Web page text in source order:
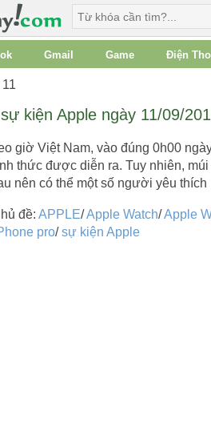
Gmail Game Điện
kiện Apple ngày 11/09/
giờ Việt Nam, vào đúng 0h00
thức được diễn ra. Tuy nhiên,
nên có thể một số người yêu
đề: APPLE/Apple Watch/Apple
pro/sự kiện Apple